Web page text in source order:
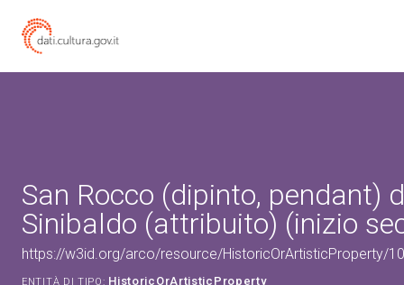
San Rocco (dipinto, pendant)
Sinibaldo (attribuito) (inizio
https://w3id.org/arco/resource/HistoricOrArtisticProperty/
ENTITÀ DI TIPO: HistoricOrArtisticProperty